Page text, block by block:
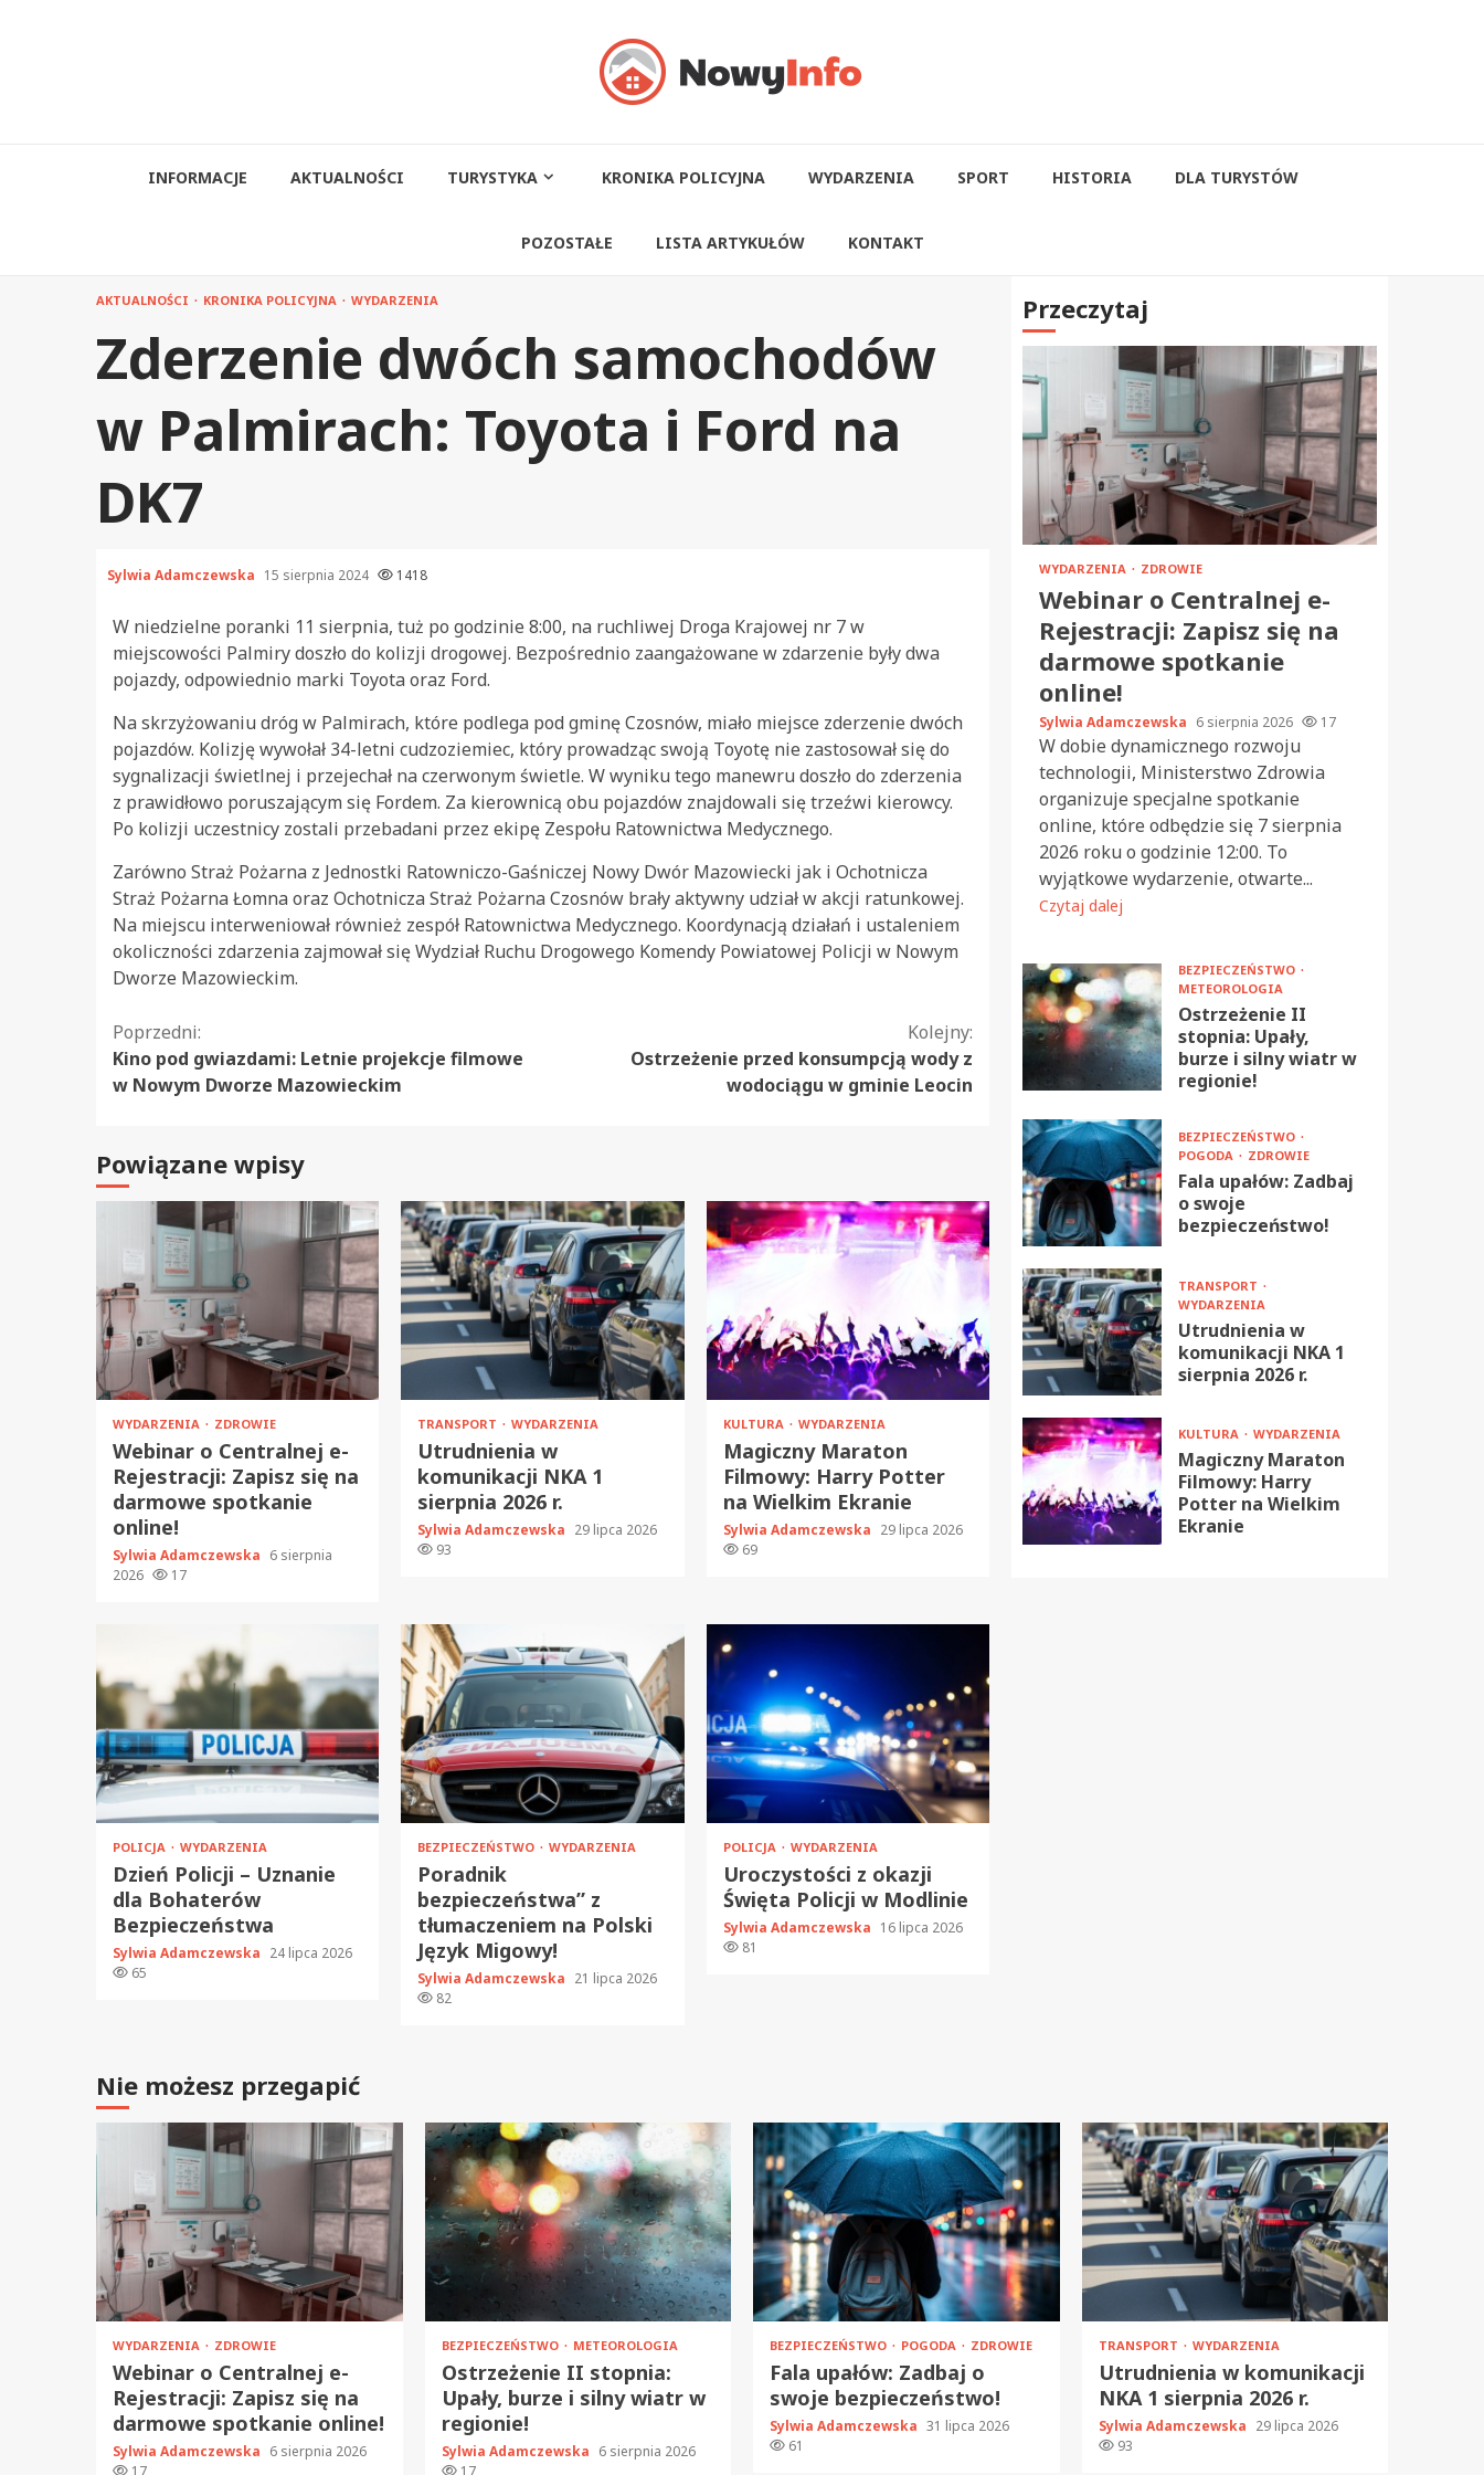
INFORMACJE AKTUALNOŚCI TURYSTYKA KRONIKA POLICYJNA WYDARZENIA SPORT HISTORIA DLA TURYSTÓW
POZOSTAŁE LISTA ARTYKUŁÓW KONTAKT
AKTUALNOŚCI KRONIKA POLICYJNA WYDARZENIA
Zderzenie dwóch samochodów
w Palmirach: Toyota i Ford na
DK7
Sylwia Adamczewska 15 sierpnia 2024 1418
W niedzielne poranki 11 sierpnia, tuż po godzinie 8:00, na ruchliwej Droga Krajowej nr 7 w
miejscowości Palmiry doszło do kolizji drogowej. Bezpośrednio zaangażowane w zdarzenie były dwa
pojazdy, odpowiednio marki Toyota oraz Ford.
Na skrzyżowaniu dróg w Palmirach, które podlega pod gminę Czosnów, miało miejsce zderzenie dwóch
pojazdów. Kolizję wywołał 34-letni cudzoziemiec, który prowadząc swoją Toyotę nie zastosował się do
sygnalizacji świetlnej i przejechał na czerwonym świetle. W wyniku tego manewru doszło do zderzenia
z prawidłowo poruszającym się Fordem. Za kierownicą obu pojazdów znajdowali się trzeźwi kierowcy.
Po kolizji uczestnicy zostali przebadani przez ekipę Zespołu Ratownictwa Medycznego.
Zarówno Straż Pożarna z Jednostki Ratowniczo-Gaśniczej Nowy Dwór Mazowiecki jak i Ochotnicza
Straż Pożarna Łomna oraz Ochotnicza Straż Pożarna Czosnów brały aktywny udział w akcji ratunkowej.
Na miejscu interweniował również zespół Ratownictwa Medycznego. Koordynacją działań i ustaleniem
okoliczności zdarzenia zajmował się Wydział Ruchu Drogowego Komendy Powiatowej Policji w Nowym
Dworze Mazowieckim.
Kontynuuj
czytanie
Poprzedni:
Kino pod gwiazdami: Letnie projekcje filmowe
w Nowym Dworze Mazowieckim
Kolejny:
Ostrzeżenie przed konsumpcją wody z
wodociągu w gminie Leocin
Powiązane wpisy
WYDARZENIA ZDROWIE
Webinar o Centralnej e-
Rejestracji: Zapisz się na
darmowe spotkanie
online!
Sylwia Adamczewska 6 sierpnia
2026
17
TRANSPORT WYDARZENIA
Utrudnienia w
komunikacji NKA 1
sierpnia 2026 r.
Sylwia Adamczewska 29 lipca 2026
93
KULTURA WYDARZENIA
Magiczny Maraton
Filmowy: Harry Potter
na Wielkim Ekranie
Sylwia Adamczewska 29 lipca 2026
69
POLICJA WYDARZENIA
Dzień Policji – Uznanie
dla Bohaterów
Bezpieczeństwa
Sylwia Adamczewska 24 lipca 2026
65
BEZPIECZEŃSTWO WYDARZENIA
Poradnik
bezpieczeństwa” z
tłumaczeniem na Polski
Język Migowy!
Sylwia Adamczewska 21 lipca 2026
82
POLICJA WYDARZENIA
Uroczystości z okazji
Święta Policji w Modlinie
Sylwia Adamczewska 16 lipca 2026
81
Przeczytaj
WYDARZENIA ZDROWIE
Webinar o Centralnej e-
Rejestracji: Zapisz się na
darmowe spotkanie
online!
Sylwia Adamczewska 6 sierpnia 2026 17
W dobie dynamicznego rozwoju
technologii, Ministerstwo Zdrowia
organizuje specjalne spotkanie
online, które odbędzie się 7 sierpnia
2026 roku o godzinie 12:00. To
wyjątkowe wydarzenie, otwarte...
Czytaj dalej
BEZPIECZEŃSTWO
METEOROLOGIA
Ostrzeżenie II
stopnia: Upały,
burze i silny wiatr w
regionie!
BEZPIECZEŃSTWO
POGODA
ZDROWIE
Fala upałów: Zadbaj
o swoje
bezpieczeństwo!
TRANSPORT
WYDARZENIA
Utrudnienia w
komunikacji NKA 1
sierpnia 2026 r.
KULTURA WYDARZENIA
Magiczny Maraton
Filmowy: Harry
Potter na Wielkim
Ekranie
Nie możesz przegapić
WYDARZENIA ZDROWIE
Webinar o Centralnej e-
Rejestracji: Zapisz się na
darmowe spotkanie online!
Sylwia Adamczewska 6 sierpnia 2026
17
BEZPIECZEŃSTWO METEOROLOGIA
Ostrzeżenie II stopnia:
Upały, burze i silny wiatr w
regionie!
Sylwia Adamczewska 6 sierpnia 2026
17
BEZPIECZEŃSTWO POGODA ZDROWIE
Fala upałów: Zadbaj o
swoje bezpieczeństwo!
Sylwia Adamczewska 31 lipca 2026
61
TRANSPORT WYDARZENIA
Utrudnienia w komunikacji
NKA 1 sierpnia 2026 r.
Sylwia Adamczewska 29 lipca 2026
93